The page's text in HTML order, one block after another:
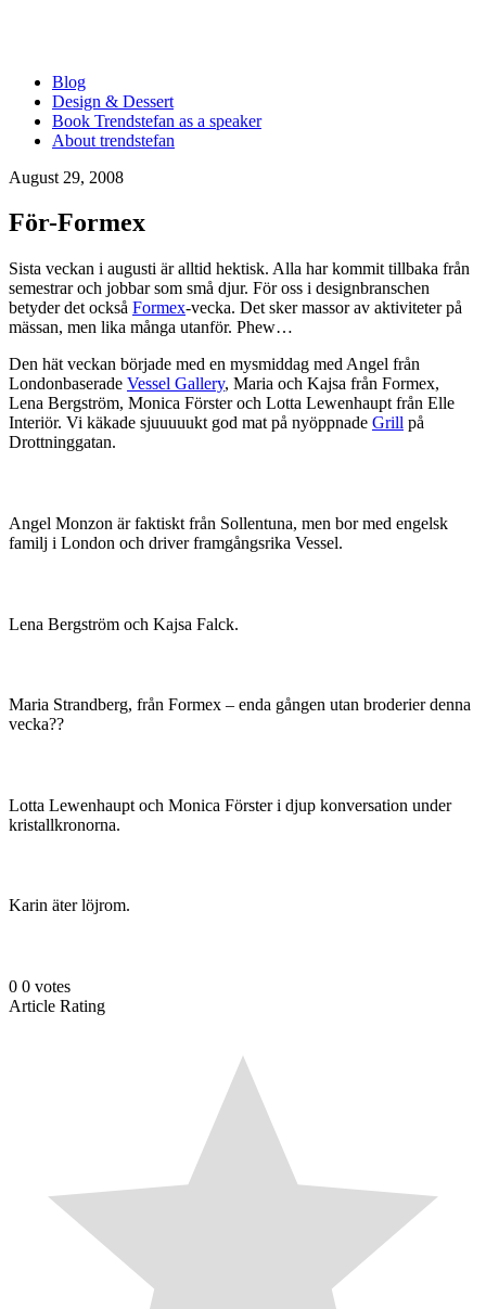
Blog
Design & Dessert
Book Trendstefan as a speaker
About trendstefan
August 29, 2008
För-Formex
Sista veckan i augusti är alltid hektisk. Alla har kommit tillbaka från
semestrar och jobbar som små djur. För oss i designbranschen
betyder det också Formex-vecka. Det sker massor av aktiviteter på
mässan, men lika många utanför. Phew…
Den hät veckan började med en mysmiddag med Angel från
Londonbaserade Vessel Gallery, Maria och Kajsa från Formex,
Lena Bergström, Monica Förster och Lotta Lewenhaupt från Elle
Interiör. Vi käkade sjuuuuukt god mat på nyöppnade Grill på
Drottninggatan.
Angel Monzon är faktiskt från Sollentuna, men bor med engelsk
familj i London och driver framgångsrika Vessel.
Lena Bergström och Kajsa Falck.
Maria Strandberg, från Formex – enda gången utan broderier denna
vecka??
Lotta Lewenhaupt och Monica Förster i djup konversation under
kristallkronorna.
Karin äter löjrom.
0 0 votes
Article Rating